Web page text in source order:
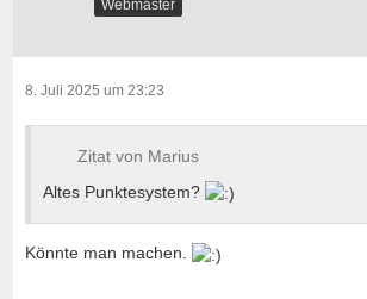
Webmaster
8. Juli 2025 um 23:23
Zitat von Marius
Altes Punktesystem?
Könnte man machen.